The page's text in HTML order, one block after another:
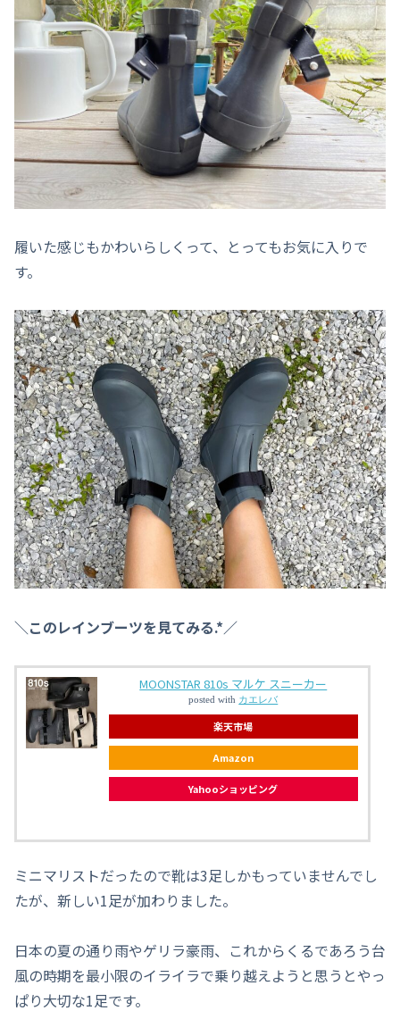
履いた感じもかわいらしくって、とってもお気に入りで
す。
＼このレインブーツを見てみる.*／
MOONSTAR 810s マルケ スニーカー
posted with カエレバ
楽天市場
Amazon
Yahooショッピング
ミニマリストだったので靴は3足しかもっていませんでし
たが、新しい1足が加わりました。
日本の夏の通り雨やゲリラ豪雨、これからくるであろう台
風の時期を最小限のイライラで乗り越えようと思うとやっ
ぱり大切な1足です。